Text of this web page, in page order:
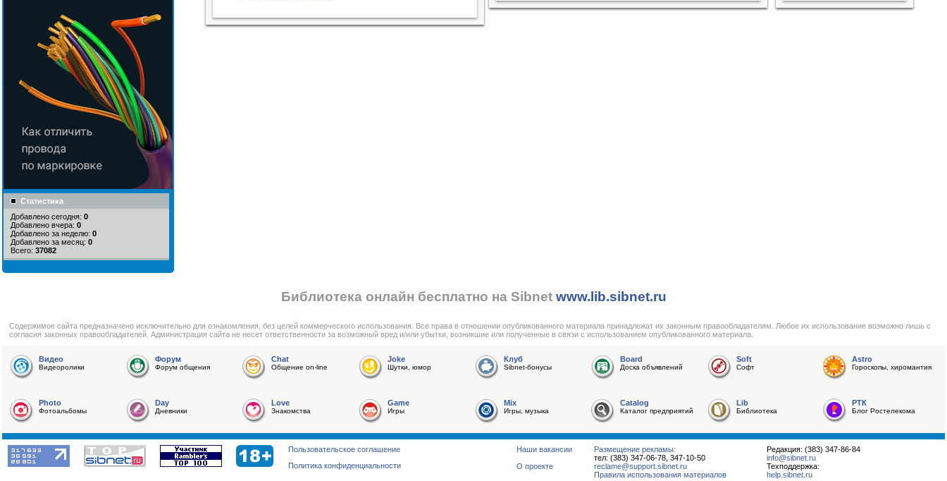
Статистика
Добавлено сегодня: 0
Добавлено вчера: 0
Добавлено за неделю: 0
Добавлено за месяц: 0
Всего: 37082
Библиотека онлайн бесплатно на Sibnet www.lib.sibnet.ru
Cодержимое сайта предназначено исключительно для ознакомления, без целей коммерческого использования. Все права в отношении опубликованного материала принадлежат их законным правообладателям. Любое их использование возможно лишь с
согласия законных правообладателей. Администрация сайта не несет ответственности за возможный вред и/или убытки, возникшие или полученные в связи с использованием опубликованного материала.
Видео
Видеоролики
Форум
Форум общения
Chat
Общение on-line
Joke
Шутки, юмор
Клуб
Sibnet-бонусы
Board
Доска объявлений
Soft
Софт
Astro
Гороскопы, хиромантия
Photo
Фотоальбомы
Day
Дневники
Love
Знакомства
Game
Игры
Mix
Игры, музыка
Catalog
Каталог предприятий
Lib
Библиотека
РТК
Блог Ростелекома
Редакция: (383) 347-86-84
info@sibnet.ru
Техподдержка:
help.sibnet.ru
Размещение рекламы:
тел: (383) 347-06-78, 347-10-50
reclame@support.sibnet.ru
Правила использования материалов
Наши вакансии
О проекте
Пользовательское соглашение
Политика конфиденциальности